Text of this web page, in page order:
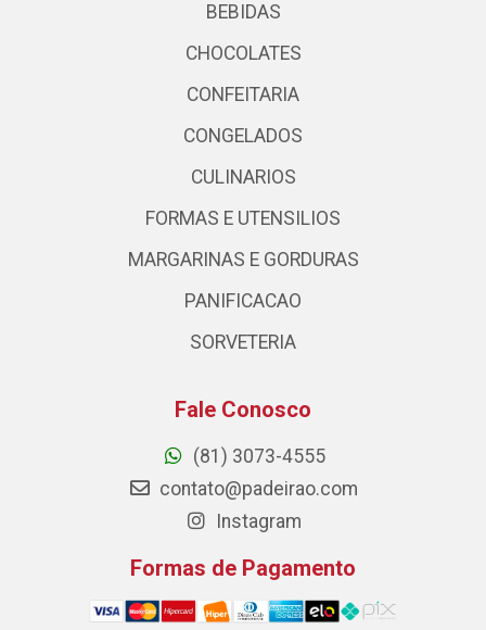
BEBIDAS
CHOCOLATES
CONFEITARIA
CONGELADOS
CULINARIOS
FORMAS E UTENSILIOS
MARGARINAS E GORDURAS
PANIFICACAO
SORVETERIA
Fale Conosco
(81) 3073-4555
contato@padeirao.com
Instagram
Formas de Pagamento